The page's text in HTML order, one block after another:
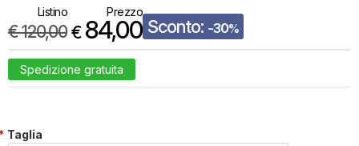
Listino
€120,00
Prezzo
€ 84,00 Sconto: -30%
Spedizione gratuita
Taglia